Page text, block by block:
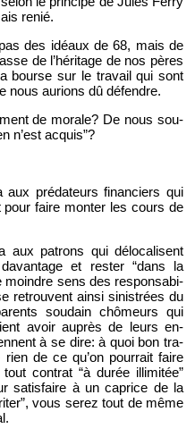
renié.
des idéaux de 68, mais de
de l’hé­ri­tage de nos pères
bourse sur le tra­vail qui sont
nous au­rions dû dé­fendre.
de mo­rale? De nous sou­
n’est ac­quis”?
pré­da­teurs fi­nan­ciers qui
faire mon­ter les cours de
aux pa­trons qui dé­lo­ca­lisent
et res­ter “dans la
moindre sens des res­pon­sa­bi­
re­trouvent ainsi si­nis­trées du
sou­dain chô­meurs qui
avoir au­près de leurs en­
à se dire: à quoi bon tra­
de ce qu’on pour­rait faire
contrat “à durée illi­mi­tée”
sa­tis­faire à un ca­price de la
vous serez tout de même